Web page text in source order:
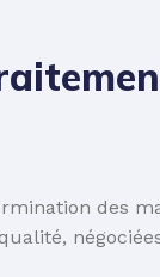
des